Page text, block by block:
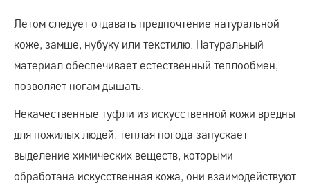
Летом следует отдавать предпочтение натуральной
коже, замше, нубуку или текстилю. Натуральный
материал обеспечивает естественный теплообмен,
позволяет ногам дышать.
Некачественные туфли из искусственной кожи вредны
для пожилых людей: теплая погода запускает
выделение химических веществ, которыми
обработана искусственная кожа, они взаимодействуют